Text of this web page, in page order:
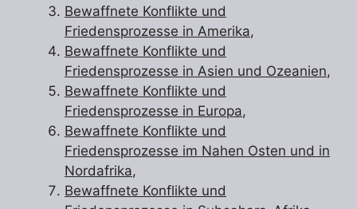
Bewaffnete Konflikte und
Friedensprozesse in Amerika,
Bewaffnete Konflikte und
Friedensprozesse in Asien und Ozeanien,
Bewaffnete Konflikte und
Friedensprozesse in Europa,
Bewaffnete Konflikte und
Friedensprozesse im Nahen Osten und in
Nordafrika,
Bewaffnete Konflikte und